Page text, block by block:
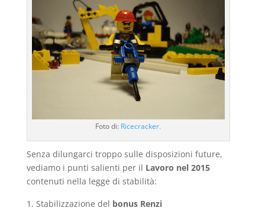
Foto di: Ricecracker.
Senza dilungarci troppo sulle disposizioni future,
vediamo i punti salienti per il Lavoro nel 2015
contenuti nella legge di stabilità:
Stabilizzazione del bonus Renzi